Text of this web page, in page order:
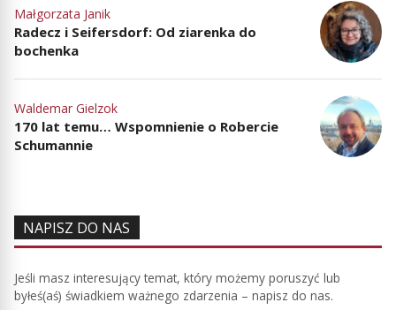
Małgorzata Janik
Radecz i Seifersdorf: Od ziarenka do
bochenka
Waldemar Gielzok
170 lat temu… Wspomnienie o Robercie
Schumannie
NAPISZ DO NAS
Jeśli masz interesujący temat, który możemy poruszyć lub
byłeś(aś) świadkiem ważnego zdarzenia – napisz do nas.